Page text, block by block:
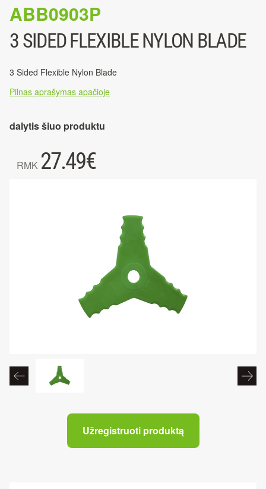
Užregistruoti produktą
ABB0903P
3 SIDED FLEXIBLE NYLON BLADE
3 Sided Flexible Nylon Blade
Pilnas aprašymas apačioje
dalytis šiuo produktu
RMK 27.49€